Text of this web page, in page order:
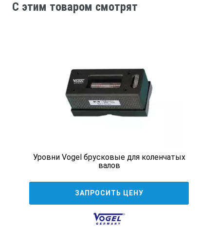
показывает вертикальное положение
Технические характеристики:
C этим товаром смотрят
Уровни Vogel брусковые для коленчатых
валов
ЗАПРОСИТЬ ЦЕНУ